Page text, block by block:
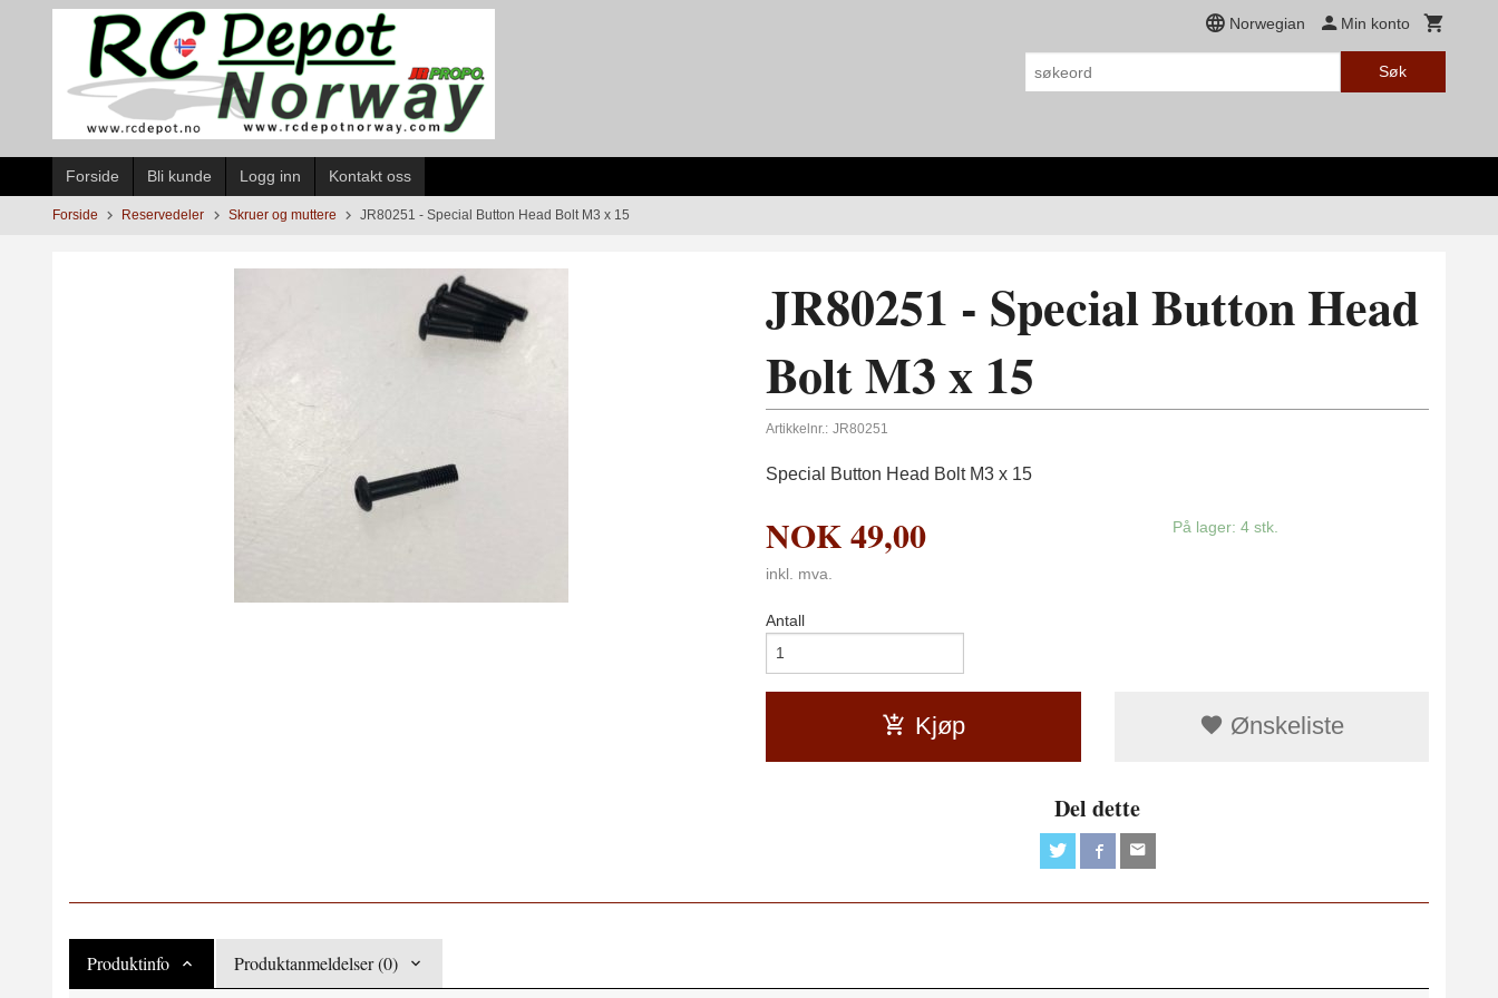
Norwegian Min konto
Søk
Forside Bli kunde Logg inn Kontakt oss
Forside Reservedeler Skruer og muttere JR80251 - Special Button Head Bolt M3 x 15
JR80251 - Special Button Head
Bolt M3 x 15
Artikkelnr.: JR80251
Special Button Head Bolt M3 x 15
NOK49,00
inkl. mva.
På lager: 4 stk.
Antall
Kjøp Ønskeliste
Del dette
Produktinfo Produktanmeldelser (0)